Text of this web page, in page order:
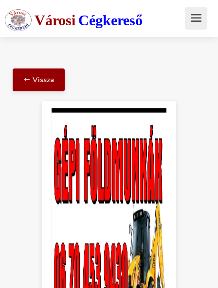
Városi Cégkereső
Vissza